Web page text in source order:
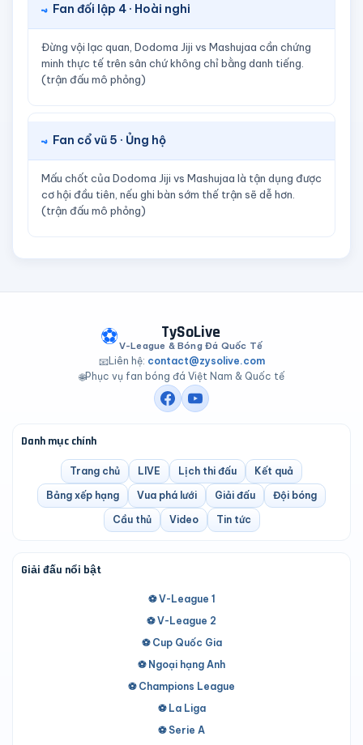
Fan đối lập 4 · Hoài nghi
Đừng vội lạc quan, Dodoma Jiji vs Mashujaa cần chứng
minh thực tế trên sân chứ không chỉ bằng danh tiếng.
(trận đấu mô phỏng)
Fan cổ vũ 5 · Ủng hộ
Mấu chốt của Dodoma Jiji vs Mashujaa là tận dụng được
cơ hội đầu tiên, nếu ghi bàn sớm thế trận sẽ dễ hơn.
(trận đấu mô phỏng)
⚽ TySoLive
V-League & Bóng Đá Quốc Tế
📧Liên hệ: contact@zysolive.com
🌐Phục vụ fan bóng đá Việt Nam & Quốc tế
Danh mục chính
Trang chủ LIVE Lịch thi đấu
Kết quả
Bảng xếp hạng
Vua phá lưới Giải đấu
Đội bóng
Cầu thủ
Video Tin tức
Giải đấu nổi bật
⚽ V-League 1
⚽ V-League 2
⚽ Cup Quốc Gia
⚽ Ngoại hạng Anh
⚽ Champions League
⚽ La Liga
⚽ Serie A